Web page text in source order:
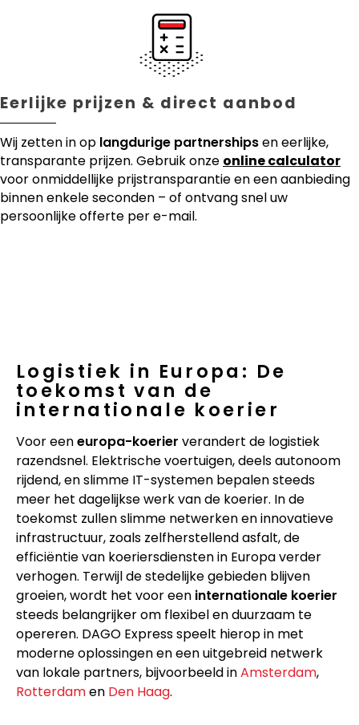
Eerlijke prijzen & direct aanbod
Wij zetten in op langdurige partnershipsen eerlijke,
transparante prijzen. Gebruik onze online calculator
voor onmiddellijke prijstransparantie en een aanbieding
binnen enkele seconden – of ontvang snel uw
persoonlijke offerte per e-mail.
Logistiek in Europa: De
toekomst van de
internationale koerier
Voor eeneuropa-koerier verandert de logistiek
razendsnel. Elektrische voertuigen, deels autonoom
rijdend, en slimme IT-systemen bepalen steeds
meer het dagelijkse werk van de koerier. In de
toekomst zullen slimme netwerken en innovatieve
infrastructuur, zoals zelfherstellend asfalt, de
efficiëntie van koeriersdiensten in Europa verder
verhogen. Terwijl de stedelijke gebieden blijven
groeien, wordt het voor een internationale koerier
steeds belangrijker om flexibel en duurzaam te
opereren. DAGO Express speelt hierop in met
moderne oplossingen en een uitgebreid netwerk
van lokale partners, bijvoorbeeld inAmsterdam,
Rotterdamen Den Haag.